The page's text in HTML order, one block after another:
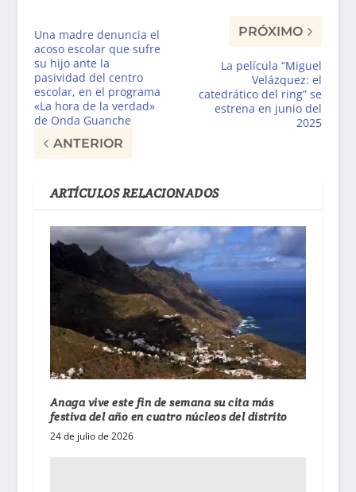
Una madre denuncia el
acoso escolar que sufre
su hijo ante la
pasividad del centro
escolar, en el programa
«La hora de la verdad»
de Onda Guanche
ANTERIOR
PRÓXIMO
La película “Miguel
Velázquez: el
catedrático del ring” se
estrena en junio del
2025
ARTÍCULOS RELACIONADOS
Anaga vive este fin de semana su cita más
festiva del año en cuatro núcleos del distrito
24 de julio de 2026